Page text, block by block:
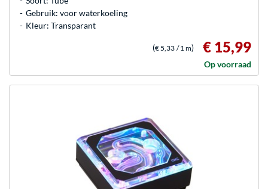
Gebruik: voor waterkoeling
Kleur: Transparant
(€ 5,33 / 1 m) € 15,99
Op voorraad